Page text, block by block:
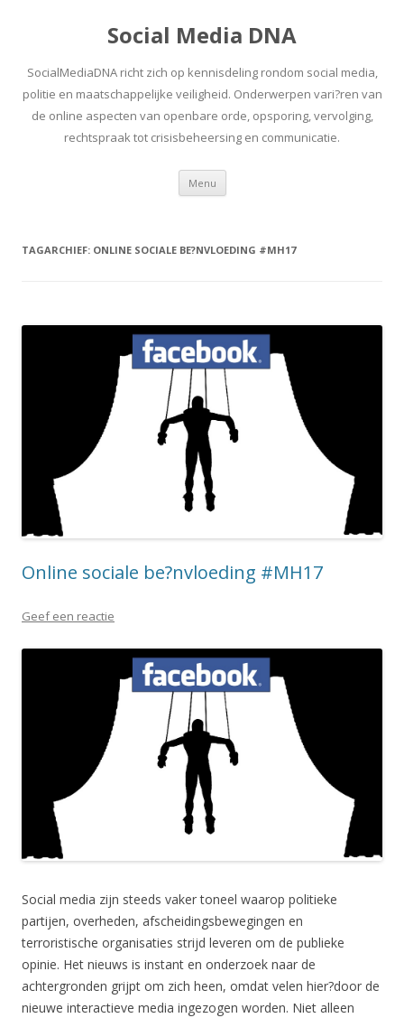
Social Media DNA
SocialMediaDNA richt zich op kennisdeling rondom social media,
politie en maatschappelijke veiligheid. Onderwerpen vari?ren van
de online aspecten van openbare orde, opsporing, vervolging,
rechtspraak tot crisisbeheersing en communicatie.
Menu Spring
inhoud
TAGARCHIEF: ONLINE SOCIALE BE?NVLOEDING #MH17
Online sociale be?nvloeding #MH17
Geef een reactie
Social media zijn steeds vaker toneel waarop politieke
partijen, overheden, afscheidingsbewegingen en
terroristische organisaties strijd leveren om de publieke
opinie. Het nieuws is instant en onderzoek naar de
achtergronden grijpt om zich heen, omdat velen hier?door de
nieuwe interactieve media ingezogen worden. Niet alleen